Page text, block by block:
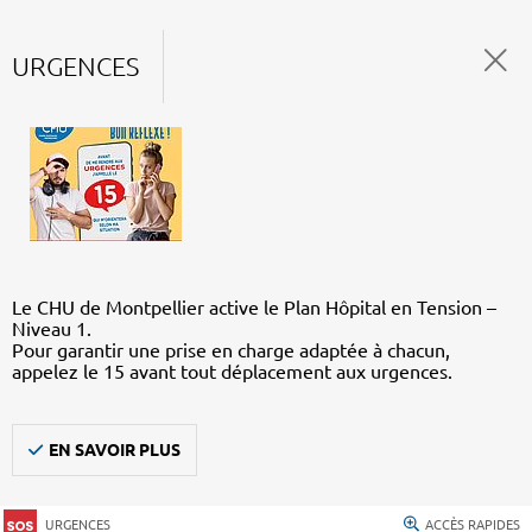
URGENCES
Le CHU de Montpellier active le Plan Hôpital en Tension –
Niveau 1.
Pour garantir une prise en charge adaptée à chacun,
appelez le 15 avant tout déplacement aux urgences.
EN SAVOIR PLUS
URGENCES ACCÈS RAPIDES